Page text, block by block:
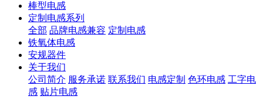
棒型电感
定制电感系列
全部 品牌电感兼容 定制电感
铁氧体电感
安规器件
关于我们
公司简介 服务承诺 联系我们 电感定制 色环电感 工字电
感 贴片电感